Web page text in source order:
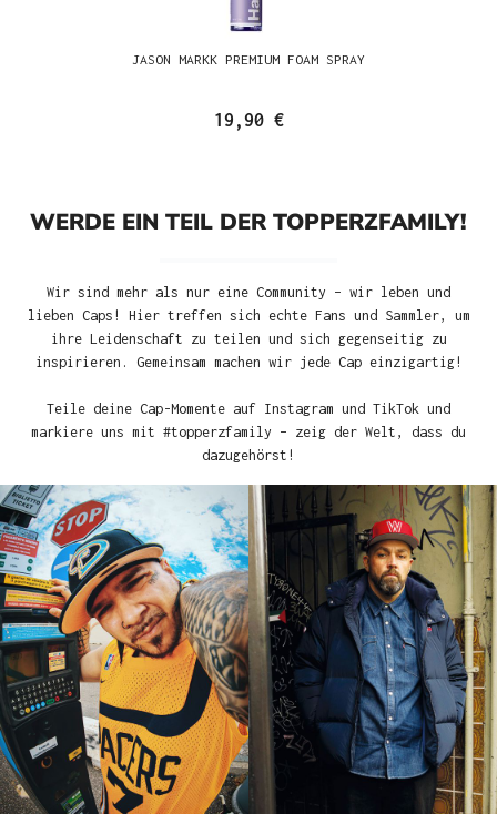
JASON MARKK PREMIUM FOAM SPRAY
19,90 €
WERDE EIN TEIL DER TOPPERZFAMILY!
Wir sind mehr als nur eine Community – wir leben und
lieben Caps! Hier treffen sich echte Fans und Sammler, um
ihre Leidenschaft zu teilen und sich gegenseitig zu
inspirieren. Gemeinsam machen wir jede Cap einzigartig!
Teile deine Cap-Momente auf Instagram und TikTok und
markiere uns mit #topperzfamily – zeig der Welt, dass du
dazugehörst!